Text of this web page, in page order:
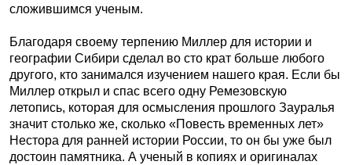
сложившимся ученым.
Благодаря своему терпению Миллер для истории и
географии Сибири сделал во сто крат больше любого
другого, кто занимался изучением нашего края. Если бы
Миллер открыл и спас всего одну Ремезовскую
летопись, которая для осмысления прошлого Зауралья
значит столько же, сколько «Повесть временных лет»
Нестора для ранней истории России, то он бы уже был
достоин памятника. А ученый в копиях и оригиналах